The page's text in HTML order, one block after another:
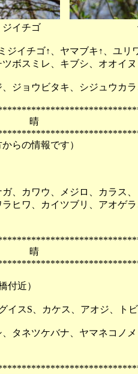
ミジイチゴ ヤ
ジイチゴ↑、ヤマブキ↑、ユ
スミレ、キブシ、オオイヌ
ジョウビタキ、シジュウカ
20日（土)
らの情報です）
、カワウ、メジロ、カラス
ワ、カイツブリ、アオゲラ
20日（土)
付近）
イスS、カケス、アオジ、
タネツケバナ、ヤマネコノ